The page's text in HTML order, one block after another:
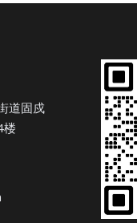
道固戍
楼